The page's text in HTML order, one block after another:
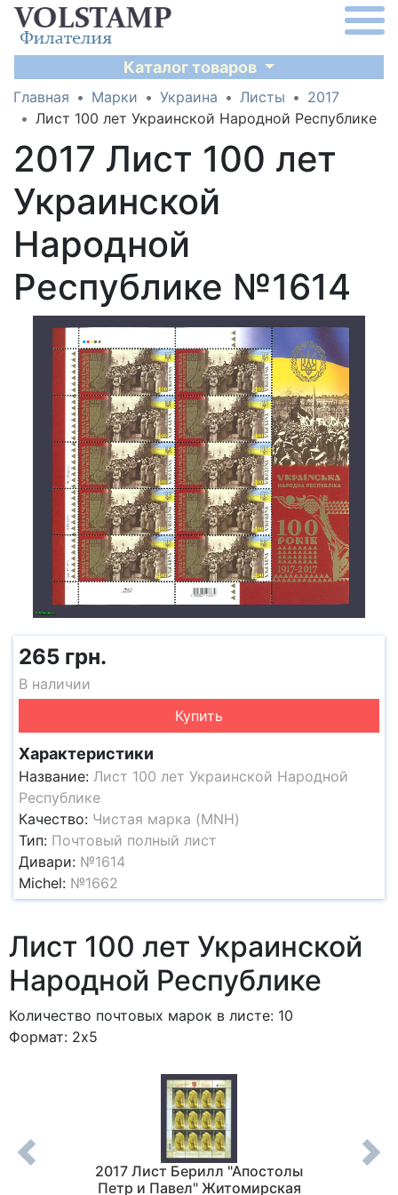
Каталог товаров
Главная Марки Украина Листы
2017
Лист 100 лет Украинской Народной Республике
2017 Лист 100 лет
Украинской
Народной
Республике №1614
265 грн.
В наличии
Купить
Характеристики
Название: Лист 100 лет Украинской Народной
Республике
Качество: Чистая марка (MNH)
Тип: Почтовый полный лист
Дивари: №1614
Michel: №1662
Лист 100 лет Украинской
Народной Республике
Количество почтовых марок в листе: 10
Формат: 2x5
П -
2017 Лист Берилл "Апостолы
Петр и Павел" Житомирская